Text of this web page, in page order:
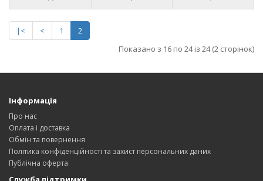
|< < 1
2
Показано з 16 по 24 із 24 (2 сторінок)
Інформація
Про нас
Оплата і доставка
Обмін та повернення
Політика конфіденційності та захист персональних даних
Публічна оферта